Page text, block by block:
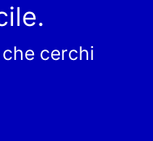
cerchi